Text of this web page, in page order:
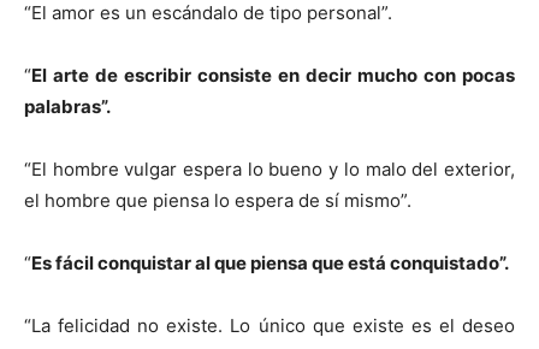
“El amor es un escándalo de tipo personal”.
“El arte de escribir consiste en decir mucho con pocas
palabras”.
“El hombre vulgar espera lo bueno y lo malo del exterior,
el hombre que piensa lo espera de sí mismo”.
“Es fácil conquistar al que piensa que está conquistado”.
“La felicidad no existe. Lo único que existe es el deseo